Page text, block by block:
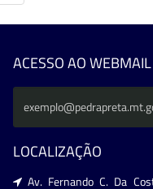
ACESSO AO WEBMAIL
LOCALIZAÇÃO
Av. Fernando C. Da